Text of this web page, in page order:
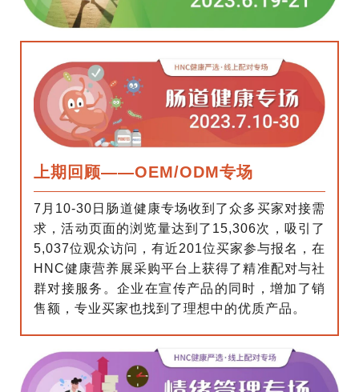
上期回顾——OEM/ODM专场
7月10-30日肠道健康专场收到了众多买家对接需
求，活动页面的浏览量达到了15,306次，吸引了
5,037位观众访问，有近201位买家参与报名，在
HNC健康营养展采购平台上获得了精准配对与社
群对接服务。企业在宣传产品的同时，增加了销
售额，专业买家也找到了理想中的优质产品。